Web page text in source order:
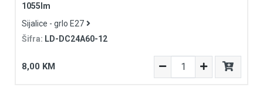
1055lm
Sijalice - grlo E27
Šifra: LD-DC24A60-12
8,00 KM